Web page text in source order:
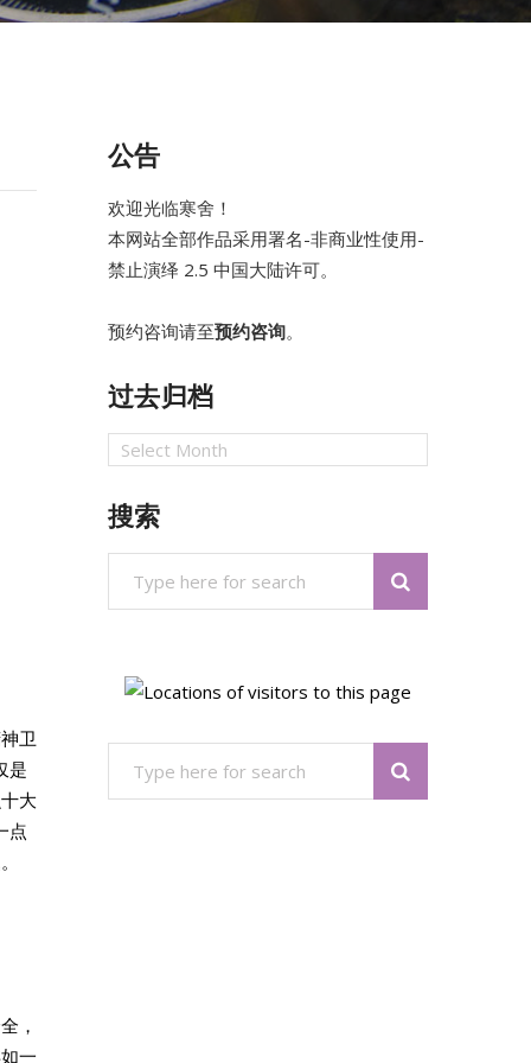
卫
是
大
点
，
一
公告
欢迎光临寒舍！
本网站全部作品采用署名-非商业性使用-
禁止演绎 2.5 中国大陆许可。
预约咨询请至预约咨询。
过去归档
过
归
搜索